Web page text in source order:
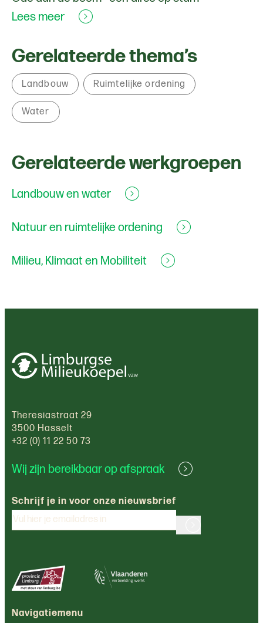
Lees meer
Gerelateerde thema’s
Landbouw Ruimtelijke ordening
Water
Gerelateerde werkgroepen
Landbouw en water
Natuur en ruimtelijke ordening
Milieu, Klimaat en Mobiliteit
Theresiastraat 29
3500 Hasselt
+32 (0) 11 22 50 73
Wij zijn bereikbaar op afspraak
Schrijf je in voor onze nieuwsbrief
Navigatiemenu